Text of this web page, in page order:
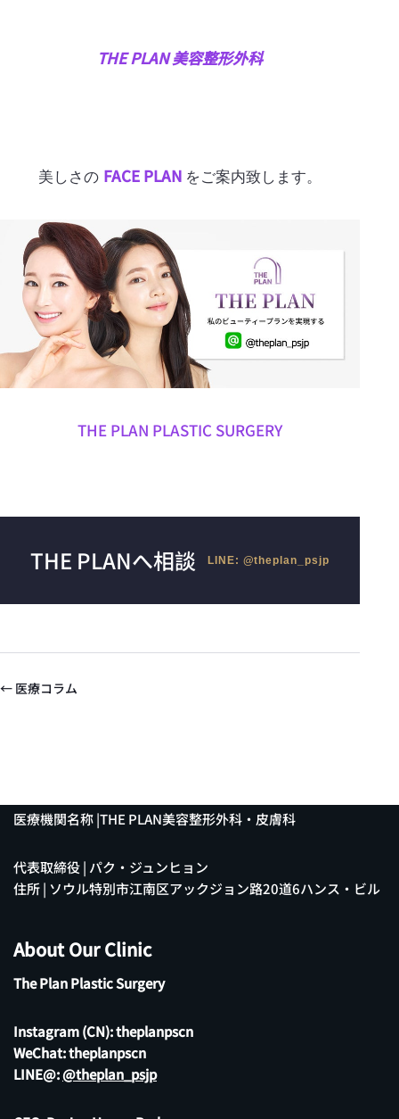
THE PLAN 美容整形外科
美しさの FACE PLAN をご案内致します。
THE PLAN PLASTIC SURGERY
THE PLANへ相談 LINE: @theplan_psjp
← 医療コラム
医療機関名称 |THE PLAN美容整形外科・皮膚科
代表取締役 | パク・ジュンヒョン
住所 | ソウル特別市江南区アックジョン路20道6ハンス・ビル
About Our Clinic
The Plan Plastic Surgery
Instagram (CN):theplanpscn
WeChat: theplanpscn
LINE@:@theplan_psjp